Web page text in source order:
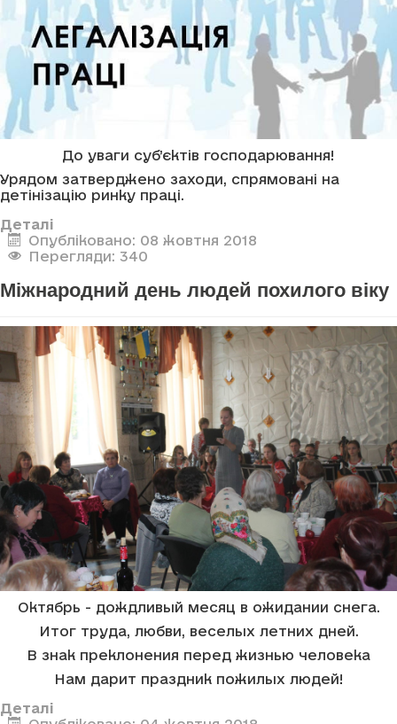
До уваги суб’єктів господарювання!
Урядом затверджено заходи, спрямовані на
детінізацію ринку праці.
Деталі
Опубліковано: 08 жовтня 2018
Перегляди: 340
Міжнародний день людей похилого віку
Октябрь - дождливый месяц в ожидании снега.
Итог труда, любви, веселых летних дней.
В знак преклонения перед жизнью человека
Нам дарит праздник пожилых людей!
Деталі